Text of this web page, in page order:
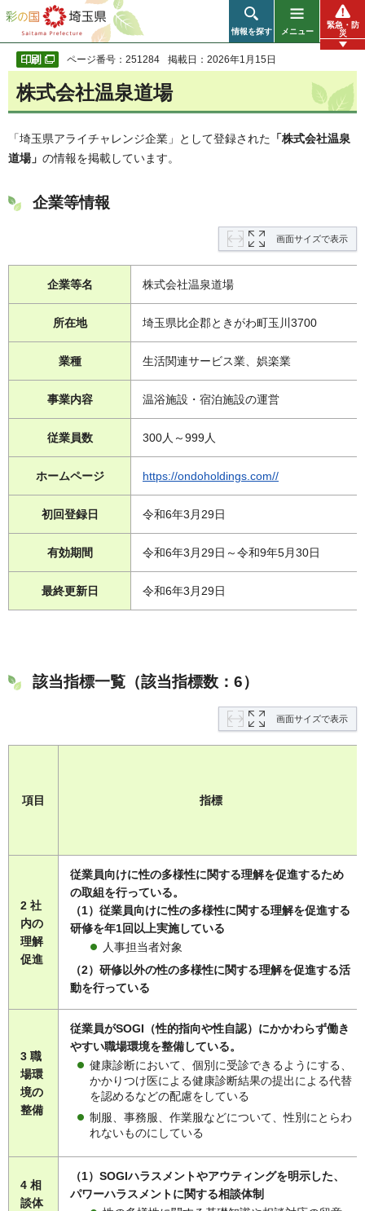
彩の国 埼玉県
情報を探す メニュー
緊急・防
災
ページ番号：251284 掲載日：2026年1月15日
株式会社温泉道場
「埼玉県アライチャレンジ企業」として登録された 「株式会社温泉
道場」 の情報を掲載しています。
企業等情報
画面サイズで表示
企業等名 株式会社温泉道場
所在地 埼玉県比企郡ときがわ町玉川3700
業種 生活関連サービス業、娯楽業
事業内容 温浴施設・宿泊施設の運営
従業員数 300人～999人
ホームページ https://ondoholdings.com//
初回登録日 令和6年3月29日
有効期間 令和6年3月29日～令和9年5月30日
最終更新日 令和6年3月29日
該当指標一覧（該当指標数：6）
画面サイズで表示
項目 指標
2 社
内の
理解
促進
従業員向けに性の多様性に関する理解を促進するため
の取組を行っている。
（1）従業員向けに性の多様性に関する理解を促進する
研修を年1回以上実施している
人事担当者対象
（2）研修以外の性の多様性に関する理解を促進する活
動を行っている
3 職
場環
境の
整備
従業員がSOGI（性的指向や性自認）にかかわらず働き
やすい職場環境を整備している。
健康診断において、個別に受診できるようにする、
かかりつけ医による健康診断結果の提出による代替
を認めるなどの配慮をしている
制服、事務服、作業服などについて、性別にとらわ
れないものにしている
4 相
談体
（1）SOGIハラスメントやアウティングを明示した、
パワーハラスメントに関する相談体制